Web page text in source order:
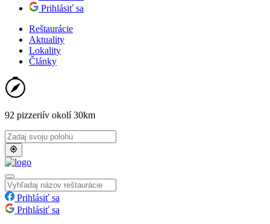
Prihlásiť sa
Reštaurácie
Aktuality
Lokality
Články
92 pizzeriív okolí 30km
Prihlásiť sa
Prihlásiť sa